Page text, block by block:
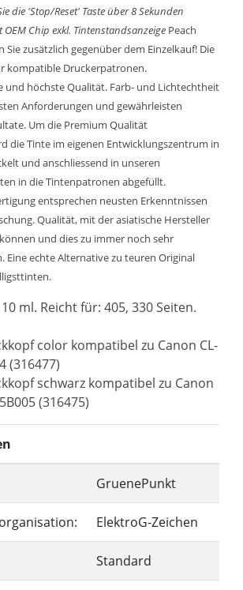
die 'Stop/Reset' Taste über 8 Sekunden
OEM Chip exkl. Tintenstandsanzeige Peach
Sie zusätzlich gegenüber dem Einzelkauf! Die
kompatible Druckerpatronen.
und höchste Qualität. Farb- und Lichtechtheit
Anforderungen und gewährleisten
Um die Premium Qualität
die Tinte im eigenen Entwicklungszentrum in
und anschliessend in unseren
in die Tintenpatronen abgefüllt.
entsprechen neusten Erkenntnissen
Qualität, mit der asiatische Hersteller
und dies zu immer noch sehr
Eine echte Alternative zu teuren Original
ml. Reicht für: 405, 330 Seiten.
color kompatibel zu Canon CL-
(316477)
schwarz kompatibel zu Canon
(316475)
GruenePunkt
ElektroG-Zeichen
Standard